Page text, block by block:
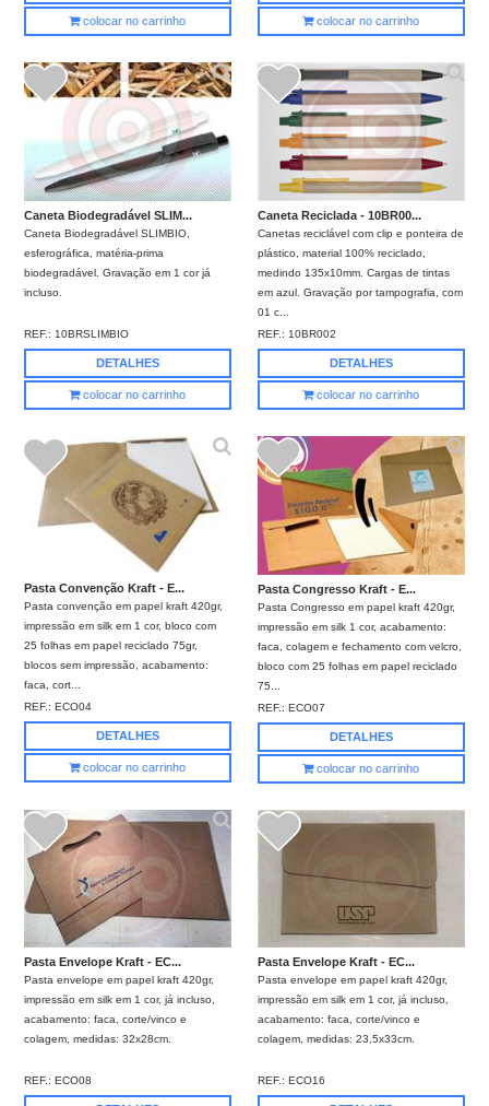
colocar no carrinho colocar no carrinho
Caneta Biodegradável SLIM...
Caneta Biodegradável SLIMBIO,
esferográfica, matéria-prima
biodegradável. Gravação em 1 cor já
incluso.
REF.: 10BRSLIMBIO
DETALHES
colocar no carrinho
Caneta Reciclada - 10BR00...
Canetas reciclável com clip e ponteira de
plástico, material 100% reciclado,
medindo 135x10mm. Cargas de tintas
em azul. Gravação por tampografia, com
01 c...
REF.: 10BR002
DETALHES
colocar no carrinho
Pasta Convenção Kraft - E...
Pasta convenção em papel kraft 420gr,
impressão em silk em 1 cor, bloco com
25 folhas em papel reciclado 75gr,
blocos sem impressão, acabamento:
faca, cort...
REF.:ECO04
DETALHES
colocar no carrinho
Pasta Congresso Kraft - E...
Pasta Congresso em papel kraft 420gr,
impressão em silk 1 cor, acabamento:
faca, colagem e fechamento com velcro,
bloco com 25 folhas em papel reciclado
75...
REF.:ECO07
DETALHES
colocar no carrinho
Pasta Envelope Kraft - EC...
Pasta envelope em papel kraft 420gr,
impressão em silk em 1 cor, já incluso,
acabamento: faca, corte/vinco e
colagem, medidas: 32x28cm.
REF.:ECO08
Pasta Envelope Kraft - EC...
Pasta envelope em papel kraft 420gr,
impressão em silk em 1 cor, já incluso,
acabamento: faca, corte/vinco e
colagem, medidas: 23,5x33cm.
REF.:ECO16